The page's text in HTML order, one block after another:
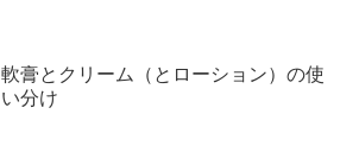
軟膏とクリーム（とローション）の使
い分け